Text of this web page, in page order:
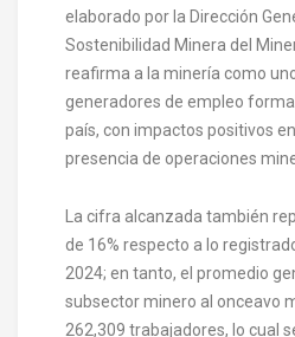
elaborado por la Dirección
Sostenibilidad Minera del
reafirma a la minería como
generadores de empleo
país, con impactos positivos
presencia de operaciones
La cifra alcanzada también
de 16% respecto a lo
2024; en tanto, el promedio
subsector minero al onceavo
262,309 trabajadores, lo cual